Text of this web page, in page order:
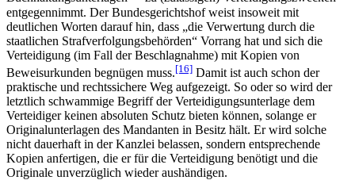
entgegennimmt. Der Bundesgerichtshof weist insoweit mit
deutlichen Worten darauf hin, dass „die Verwertung durch die
staatlichen Strafverfolgungsbehörden“ Vorrang hat und sich die
Verteidigung (im Fall der Beschlagnahme) mit Kopien von
Beweisurkunden begnügen muss.[16] Damit ist auch schon der
praktische und rechtssichere Weg aufgezeigt. So oder so wird der
letztlich schwammige Begriff der Verteidigungsunterlage dem
Verteidiger keinen absoluten Schutz bieten können, solange er
Originalunterlagen des Mandanten in Besitz hält. Er wird solche
nicht dauerhaft in der Kanzlei belassen, sondern entsprechende
Kopien anfertigen, die er für die Verteidigung benötigt und die
Originale unverzüglich wieder aushändigen.